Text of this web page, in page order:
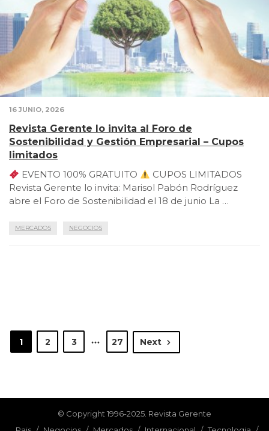
16 JUNIO, 2026
Revista Gerente lo invita al Foro de
Sostenibilidad y Gestión Empresarial – Cupos
limitados
EVENTO 100% GRATUITO
CUPOS LIMITADOS
Revista Gerente lo invita: Marisol Pabón Rodríguez
abre el Foro de Sostenibilidad el 18 de junio La …
MERCADOS NEGOCIOS
1 2 3 27 Next
© Copyright 1996-2025. Revista Gerente